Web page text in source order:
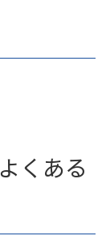
くある